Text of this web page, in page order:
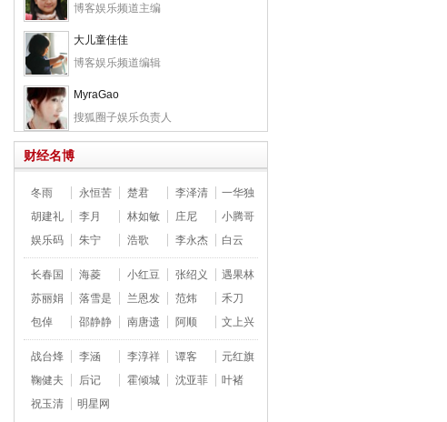
博客娱乐频道主编
大儿童佳佳
博客娱乐频道编辑
MyraGao
搜狐圈子娱乐负责人
财经名博
冬雨 永恒苦 楚君 李泽清
一华独
胡建礼
李月 林如敏 庄尼
小腾哥
娱乐码
朱宁 浩歌 李永杰 白云
长春国 海菱 小红豆 张绍义
遇果林
苏丽娟
落雪是 兰恩发 范炜
禾刀
包倬
邵静静 南唐遗 阿顺 文上兴
战台烽 李涵 李淳祥 谭客
元红旗
鞠健夫
后记 霍倾城 沈亚菲
叶褚
祝玉清
明星网